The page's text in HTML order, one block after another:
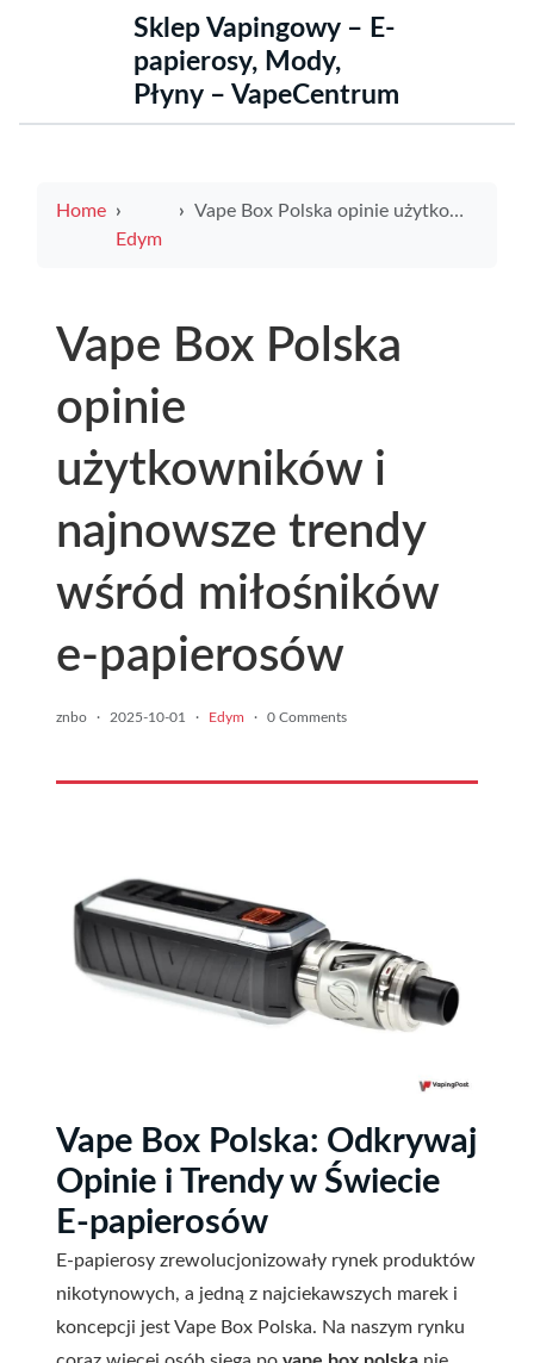
Sklep Vapingowy – E-
papierosy, Mody,
Płyny – VapeCentrum
Home
Edym
Vape Box Polska opinie użytkowników i najnowsze trendy wśród miłośników e-papierosów
Vape Box Polska
opinie
użytkowników i
najnowsze trendy
wśród miłośników
e-papierosów
znbo · 2025-10-01 · Edym · 0 Comments
Vape Box Polska: Odkrywaj
Opinie i Trendy w Świecie
E-papierosów
E-papierosy zrewolucjonizowały rynek produktów
nikotynowych, a jedną z najciekawszych marek i
koncepcji jest Vape Box Polska. Na naszym rynku